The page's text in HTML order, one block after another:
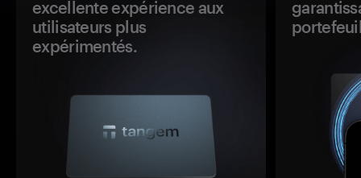
excellente expérience aux
utilisateurs plus
expérimentés.